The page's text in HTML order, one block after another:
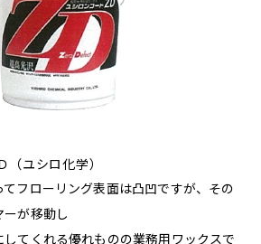
ユシロ化学）
フローリング表面は凸凹ですが、その
が移動し
てくれる優れものの業務用ワックスで